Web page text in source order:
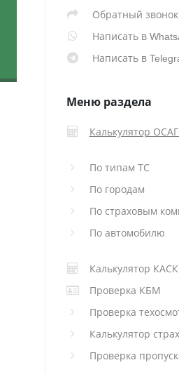
Обратный звонок
Написать в
Написать в
Меню раздела
Калькулятор
По типам ТС
По городам
По страховым
По автомобилю
Калькулятор
Проверка КБМ
Проверка
Проверка